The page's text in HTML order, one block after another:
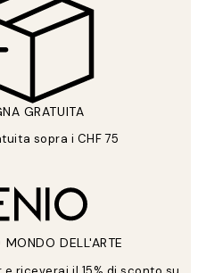
GRATUITA
sopra i CHF 75
DELL'ARTE